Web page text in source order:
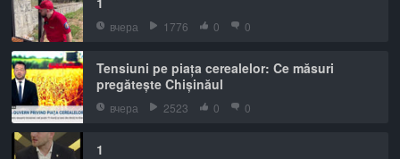
вчера 1776 0 0
Tensiuni pe piața cerealelor: Ce măsuri
pregătește Chișinăul
вчера 2523 0 0
1